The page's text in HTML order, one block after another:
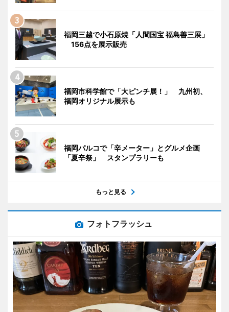
福岡三越で小石原焼「人間国宝 福島善三展」
156点を展示販売
福岡市科学館で「大ピンチ展！」 九州初、
福岡オリジナル展示も
福岡パルコで「辛メーター」とグルメ企画
「夏辛祭」 スタンプラリーも
もっと見る
フォトフラッシュ